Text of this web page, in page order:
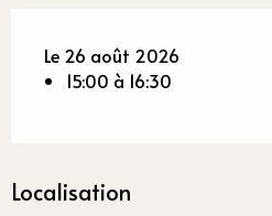
Le 26 août 2026
15:00 à 16:30
Localisation